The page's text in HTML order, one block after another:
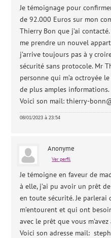
Je témoignage pour
de 92.000 Euros sur mon
Thierry Bon que j’ai
me prendre un nouvel
j’arrive toujours pas à y
sécurité sans protocole. Mr
personne qui m’a octroyée
de plus amples informations.
Voici son mail: thierry-
08/01/2023 à 23:54
Anonyme
Ver perfil
Je témoigne en faveur de
à elle, j’ai pu avoir un prêt
en toute sécurité. Je parlerai
m’entourent et qui ont
avec le prêt que vous m’avez
Voici son adresse mail: